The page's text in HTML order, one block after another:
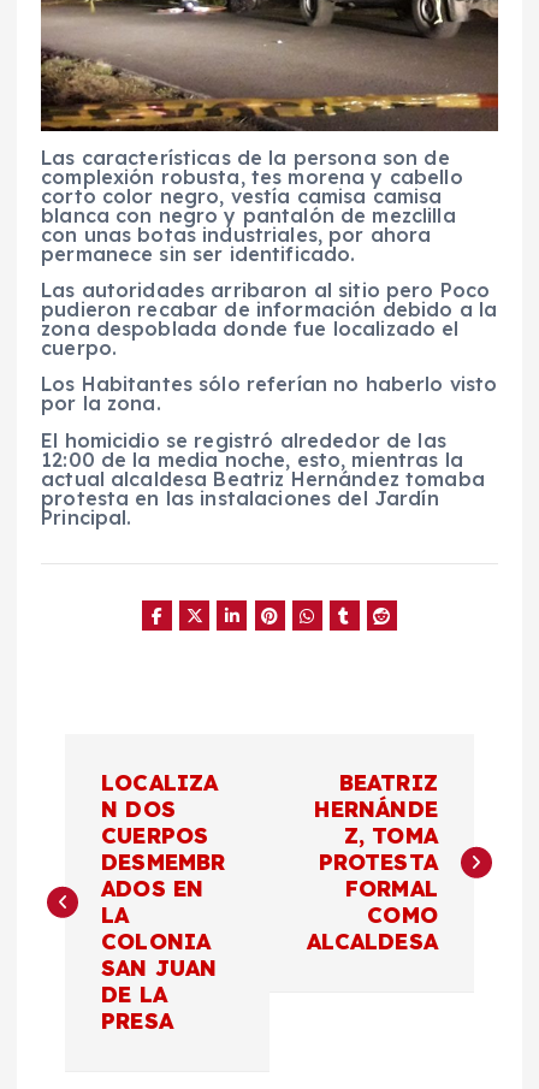
Las características de la persona son de
complexión robusta, tes morena y cabello
corto color negro, vestía camisa camisa
blanca con negro y pantalón de mezclilla
con unas botas industriales, por ahora
permanece sin ser identificado.
Las autoridades arribaron al sitio pero Poco
pudieron recabar de información debido a la
zona despoblada donde fue localizado el
cuerpo.
Los Habitantes sólo referían no haberlo visto
por la zona.
El homicidio se registró alrededor de las
12:00 de la media noche, esto, mientras la
actual alcaldesa Beatriz Hernández tomaba
protesta en las instalaciones del Jardín
Principal.
v
e
LOCALIZA
N DOS
CUERPOS
DESMEMBR
ADOS EN
LA
COLONIA
SAN JUAN
DE LA
PRESA
BEATRIZ
HERNÁNDE
Z, TOMA
PROTESTA
FORMAL
COMO
ALCALDESA